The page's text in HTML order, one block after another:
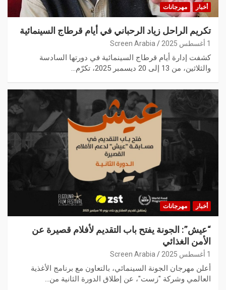
أخبار مهرجانات
تكريم الراحل زياد الرحباني في أيام قرطاج السينمائية
1 أغسطس 2025 Screen Arabia
كشفت إدارة أيام قرطاج السينمائية في دورتها السادسة
والثلاثين، من 13 إلى 20 ديسمبر 2025، تكرّم…
أخبار مهرجانات
“عيش”: الجونة يفتح باب التقديم لأفلام قصيرة عن
الأمن الغذائي
1 أغسطس 2025 Screen Arabia
أعلن مهرجان الجونة السينمائي، بالتعاون مع برنامج الأغذية
العالمي وشركة "زست"، عن إطلاق الدورة الثانية من…